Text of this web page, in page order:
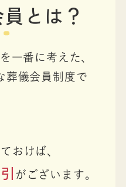
とは？
一番に考えた、
葬儀会員制度で
おけば、
がございます。